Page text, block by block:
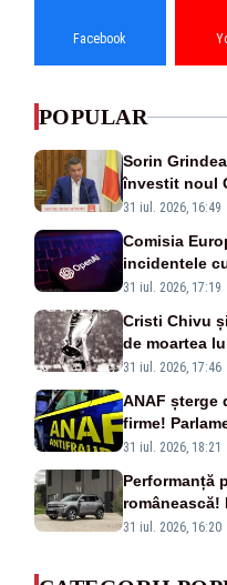
Facebook
POPULAR
Sorin
învestit noul
sunt șanse
31 iul. 2026, 16:49
Comisia
incidentele
OpenAI și
31 iul. 2026, 17:19
Cristi Chivu
de moartea
a fotbalului
31 iul. 2026, 17:46
ANAF șterge
firme!
amnistia
31 iul. 2026, 18:21
Performanță
românească!
vânzărilor din
31 iul. 2026, 16:20